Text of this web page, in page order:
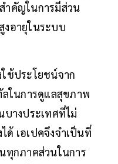
ำคัญในการมีส่วน
อายุในระบบ
ช้ประโยชน์จาก
ในการดูแลสุขภาพ
างประเทศที่ไม่
เอเปคจึงจำเป็นที่
ทุกภาคส่วนในการ